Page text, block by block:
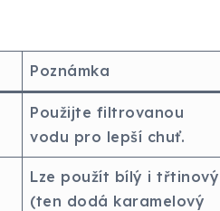
Poznámka
Použijte filtrovanou
vodu pro lepší chuť.
Lze použít bílý i třtinový
(ten dodá karamelový